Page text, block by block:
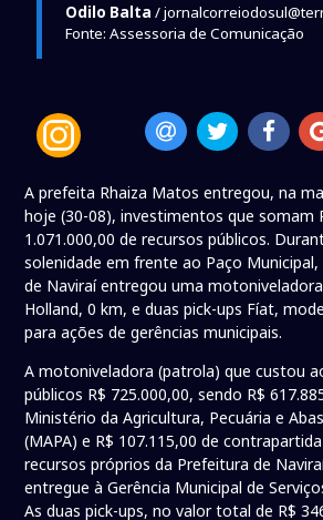
Odilo Balta /
Fonte: Assessoria de Comunicação
A prefeita Rhaiza Matos entregou, na
hoje (30-08), investimentos que somam
1.071.000,00 de recursos públicos.
solenidade em frente ao Paço
de Naviraí entregou uma
Holland, 0 km, e duas pick-ups Fíat,
para ações de gerências municipais.
A motoniveladora (patrola) que custou
públicos R$ 725.000,00, sendo R$
Ministério da Agricultura, Pecuária e
(MAPA) e R$ 107.115,00 de
recursos próprios da Prefeitura de
entregue à Gerência Municipal de
As duas pick-ups, no valor total de R$